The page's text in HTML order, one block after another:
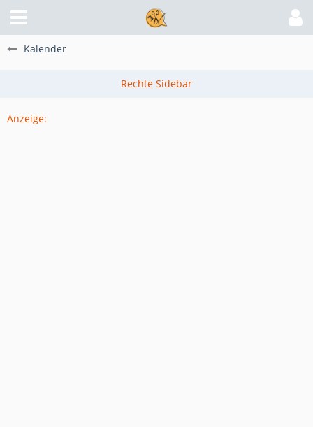
Kalender
Anzeige: